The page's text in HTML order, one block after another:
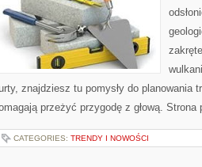
znajdziesz tu pomysły do planowania
przeżyć przygodę z głową.
CATEGORIES: TRENDY I NOWOŚCI